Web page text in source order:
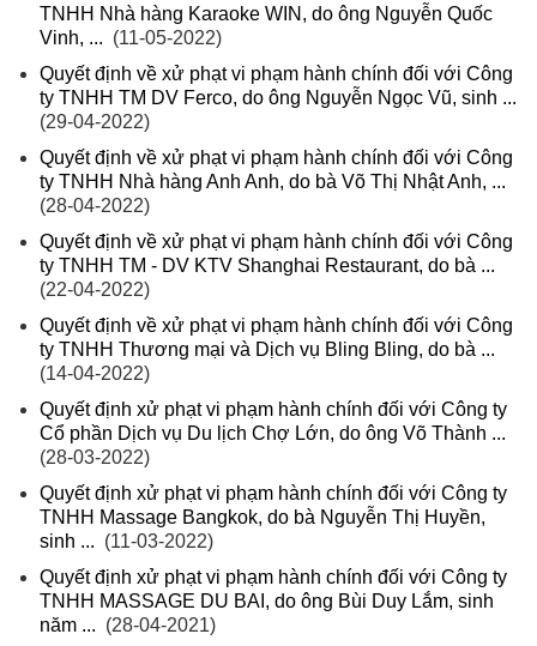
TNHH Nhà hàng Karaoke WIN, do ông Nguyễn Quốc
Vinh, ... (11-05-2022)
Quyết định về xử phạt vi phạm hành chính đối với Công
ty TNHH TM DV Ferco, do ông Nguyễn Ngọc Vũ, sinh ...
(29-04-2022)
Quyết định về xử phạt vi phạm hành chính đối với Công
ty TNHH Nhà hàng Anh Anh, do bà Võ Thị Nhật Anh, ...
(28-04-2022)
Quyết định về xử phạt vi phạm hành chính đối với Công
ty TNHH TM - DV KTV Shanghai Restaurant, do bà ...
(22-04-2022)
Quyết định về xử phạt vi phạm hành chính đối với Công
ty TNHH Thương mại và Dịch vụ Bling Bling, do bà ...
(14-04-2022)
Quyết định xử phạt vi phạm hành chính đối với Công ty
Cổ phần Dịch vụ Du lịch Chợ Lớn, do ông Võ Thành ...
(28-03-2022)
Quyết định xử phạt vi phạm hành chính đối với Công ty
TNHH Massage Bangkok, do bà Nguyễn Thị Huyền,
sinh ... (11-03-2022)
Quyết định xử phạt vi phạm hành chính đối với Công ty
TNHH MASSAGE DU BAI, do ông Bùi Duy Lắm, sinh
năm ... (28-04-2021)